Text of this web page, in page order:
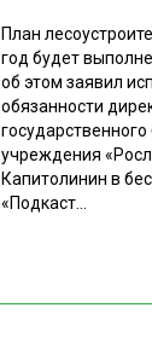
План
год будет
об этом заявил
обязанности
учреждения
Капитолинин в
«Подкаст...